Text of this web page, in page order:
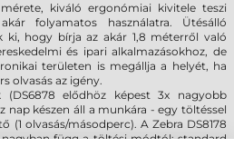
kiváló ergonómiai kivitele teszi
folyamatos használatra. Ütésálló
ki, hogy bírja az akár 1,8 méterről való
és ipari alkalmazásokhoz, de
területen is megállja a helyét, ha
olvasás az igény.
(DS6878 elődhöz képest 3x nagyobb
nap készen áll a munkára - egy töltéssel
(1 olvasás/másodperc). A Zebra DS8178
függ a töltési módtól: standard